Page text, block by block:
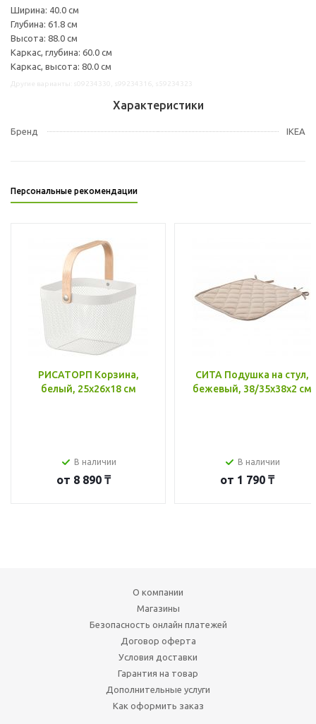
Ширина: 40.0 см
Глубина: 61.8 см
Высота: 88.0 см
Каркас, глубина: 60.0 см
Каркас, высота: 80.0 см
Характеристики
Бренд IKEA
Персональные рекомендации
РИСАТОРП Корзина,
белый, 25x26x18 см
В наличии
от 8 890 ₸
СИТА Подушка на стул,
бежевый, 38/35x38x2 см
В наличии
от 1 790 ₸
О компании
Магазины
Безопасность онлайн платежей
Договор оферта
Условия доставки
Гарантия на товар
Дополнительные услуги
Как оформить заказ